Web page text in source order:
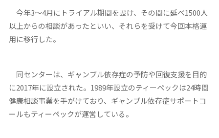
今年3～4月にトライアル期間を設け、その間に延べ1500人
以上からの相談があったといい、それらを受けて今回本格運
用に移行した。
同センターは、ギャンブル依存症の予防や回復支援を目的
に2017年に設立された。1989年設立のティーペックは24時間
健康相談事業を手がけており、ギャンブル依存症サポートコ
ールもティーペックが運営している。